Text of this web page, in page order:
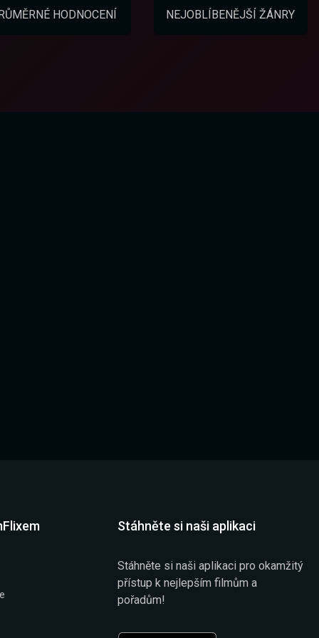
HODNOCENÍ NEJOBLÍBENĚJŠÍ ŽÁNRY
Stáhněte si naši aplikaci
Stáhněte si naši aplikaci pro okamžitý
přístup k nejlepším filmům a
pořadům!